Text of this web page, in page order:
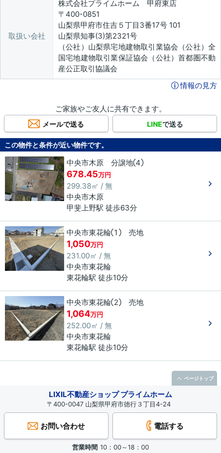
取扱い会社
株式会社プライムホーム 甲府東店
〒400-0851
山梨県甲府市住吉５丁目3番17号 101
山梨県知事(3)第2321号
（公社）山梨県宅地建物取引業協会（公社）全
国宅地建物取引業保証協会（公社）首都圏不動
産公正取引協議会
情報の見方
ご家族やご友人に共有できます。
メールで送る LINEで送る
この物件と条件が近い物件です。
中央市木原 分譲地④
678.45万円
299.38㎡ / 無
中央市木原
甲斐上野駅 徒歩63分
中央市東花輪① 売地
1,050万円
231.00㎡ / 無
中央市東花輪
東花輪駅 徒歩10分
中央市東花輪② 売地
1,064万円
252.00㎡ / 無
中央市東花輪
東花輪駅 徒歩10分
LIXIL不動産ショップ プライムホーム
〒400-0047 山梨県甲府市徳行３丁目4-24
お問い合わせ 電話する
営業時間 10：00～18：00
ページトップ